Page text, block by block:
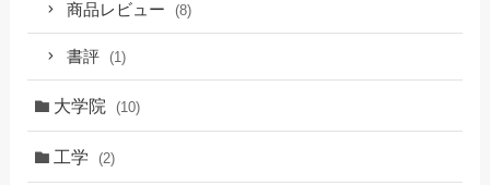
商品レビュー (8)
書評 (1)
大学院 (10)
工学 (2)